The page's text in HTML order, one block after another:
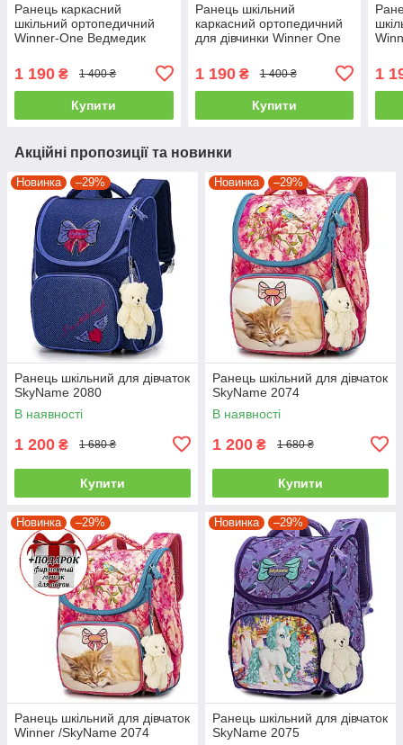
Ранець каркасний
шкільний ортопедичний
Winner-One Ведмедик
1 190 ₴ 1 400 ₴
Купити
Ранець шкільний
каркасний ортопедичний
для дівчинки Winner One
1 190₴ 1 400 ₴
Купити
1
Акційні пропозиції та новинки
Новинка –29%
Ранець шкільний для дівчаток
SkyName 2080
В наявності
1 200 ₴ 1 680 ₴
Купити
Новинка –29%
Ранець шкільний для дівчаток
SkyName 2074
В наявності
1 200 ₴ 1 680 ₴
Купити
Новинка –29%
Ранець шкільний для дівчаток
Winner /SkyName 2074
Новинка –29%
Ранець шкільний для дівчаток
SkyName 2075